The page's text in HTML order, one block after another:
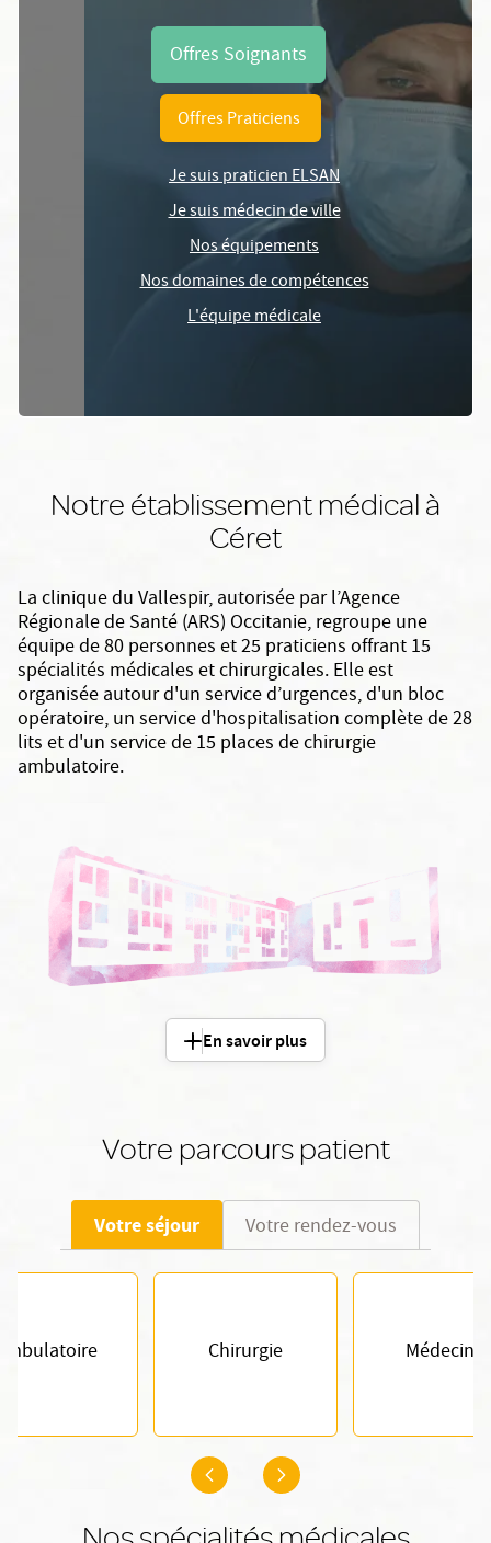
Offres Soignants
Offres Praticiens
Je suis praticien ELSAN
Je suis médecin de ville
Nos équipements
Nos domaines de compétences
L'équipe médicale
Notre établissement médical à
Céret
La clinique du Vallespir, autorisée par l’Agence
Régionale de Santé (ARS) Occitanie, regroupe une
équipe de 80 personnes et 25 praticiens offrant 15
spécialités médicales et chirurgicales. Elle est
organisée autour d'un service d’urgences, d'un bloc
opératoire, un service d'hospitalisation complète de 28
lits et d'un service de 15 places de chirurgie
ambulatoire.
En savoir plus
Votre parcours patient
Votre séjour Votre rendez-vous
Chirurgie Médecine